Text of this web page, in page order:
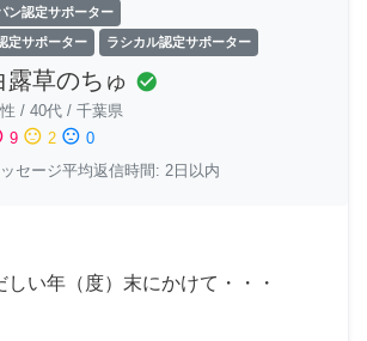
ン認定サポーター
定サポーター ラシカル認定サポーター
露草のちゅ check_circle
/ 40代 / 千葉県
9 sentiment_neutral 2 sentiment_dissatisfied 0
ッセージ平均返信時間: 2日以内
しい年（度）末にかけて・・・